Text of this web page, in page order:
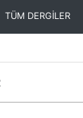
TÜM DERGİLER